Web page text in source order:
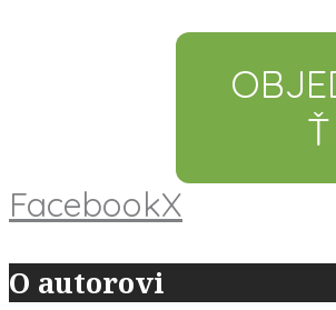
Ť
FacebookX
O autorovi